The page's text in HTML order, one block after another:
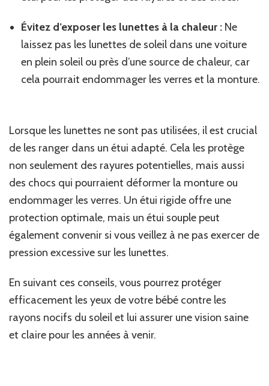
Évitez d’exposer les lunettes à la chaleur : Ne
laissez pas les lunettes de soleil dans une voiture
en plein soleil ou près d’une source de chaleur, car
cela pourrait endommager les verres et la monture.
Lorsque les lunettes ne sont pas utilisées, il est crucial
de les ranger dans un étui adapté. Cela les protège
non seulement des rayures potentielles, mais aussi
des chocs qui pourraient déformer la monture ou
endommager les verres. Un étui rigide offre une
protection optimale, mais un étui souple peut
également convenir si vous veillez à ne pas exercer de
pression excessive sur les lunettes.
En suivant ces conseils, vous pourrez protéger
efficacement les yeux de votre bébé contre les
rayons nocifs du soleil et lui assurer une vision saine
et claire pour les années à venir.